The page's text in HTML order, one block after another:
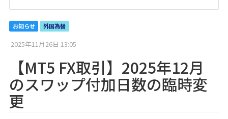
お知らせ 外国為替
2025年11月26日 13:05
【MT5 FX取引】2025年12月
のスワップ付加日数の臨時変
更